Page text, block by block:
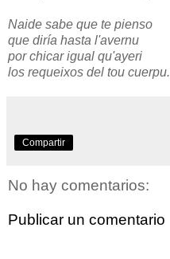
Naide sabe que te pienso
que diría hasta l'avernu
por chicar igual qu'ayeri
los requeixos del tou cuerpu.
Compartir
No hay comentarios:
Publicar un comentario